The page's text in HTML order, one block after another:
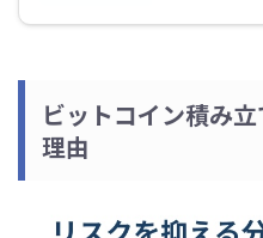
ビットコイン積み
理由